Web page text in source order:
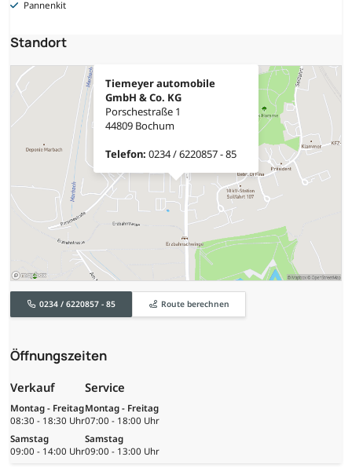
Pannenkit
Standort
Tiemeyer automobile
GmbH & Co. KG
Porschestraße 1
44809 Bochum
Telefon: 0234 / 6220857 - 85
0234 / 6220857 - 85 Route berechnen
Öffnungszeiten
Verkauf
Montag - Freitag
08:30 - 18:30 Uhr
Samstag
09:00 - 14:00 Uhr
Service
Montag - Freitag
07:00 - 18:00 Uhr
Samstag
09:00 - 13:00 Uhr